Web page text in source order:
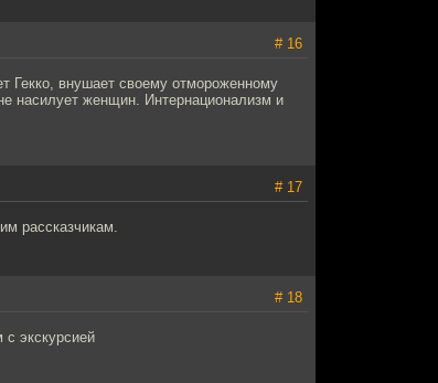
# 16
Гекко, внушает своему отмороженному
насилует женщин. Интернационализм и
# 17
рассказчикам.
# 18
экскурсией